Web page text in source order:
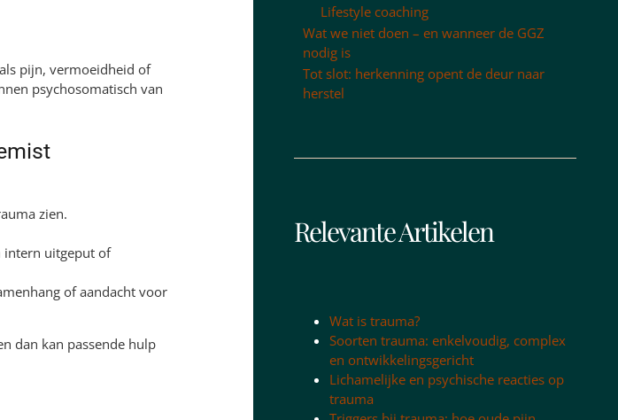
pijn, vermoeidheid of
psychosomatisch van
zien.
intern uitgeput of
of aandacht voor
dan kan passende hulp
Lifestyle coaching
Wat we niet doen – en wanneer de GGZ
nodig is
Tot slot: herkenning opent de deur naar
herstel
Relevante Artikelen
Wat is trauma?
Soorten trauma: enkelvoudig, complex
en ontwikkelingsgericht
Lichamelijke en psychische reacties op
trauma